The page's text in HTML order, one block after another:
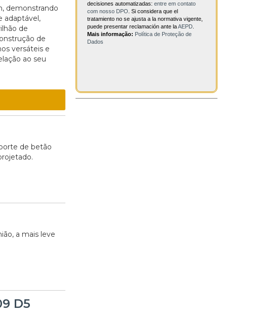
demonstrando
adaptável,
de
de
versáteis e
ao seu
de betão
a mais leve
D5
decisiones automatizadas: entre em contato
com nosso DPO . Si considera que el
tratamiento no se ajusta a la normativa vigente,
puede presentar reclamación ante laAEPD
Mais informação: Política de Proteção de
Dados